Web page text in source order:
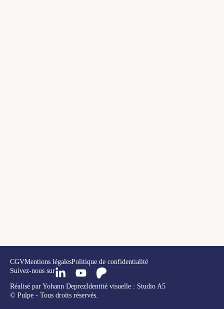
© Pulpe - Tous droits réservés.
Réalisé par Yohann DeprezIdentité visuelle : Studio A5
Suivez-nous sur
CGVMentions légalesPolitique de confidentialité